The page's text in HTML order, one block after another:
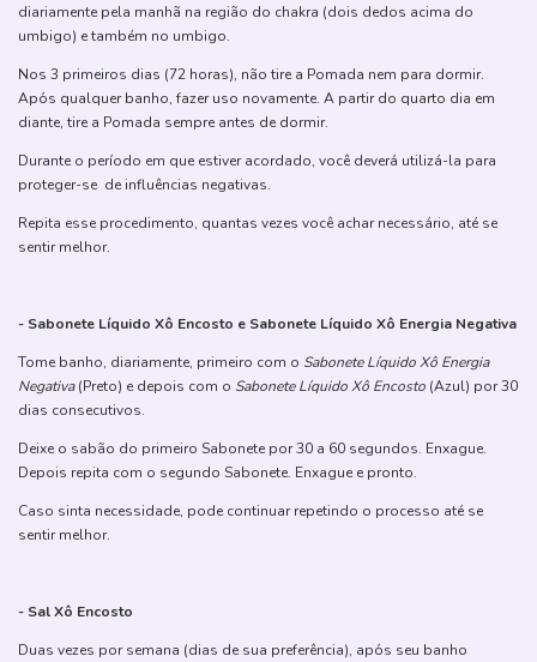
diariamente pela manhã na região do chakra (dois dedos acima do
umbigo) e também no umbigo.
Nos 3 primeiros dias (72 horas), não tire a Pomada nem para dormir.
Após qualquer banho, fazer uso novamente. A partir do quarto dia em
diante, tire a Pomada sempre antes de dormir.
Durante o período em que estiver acordado, você deverá utilizá-la para
proteger-se de influências negativas.
Repita esse procedimento, quantas vezes você achar necessário, até se
sentir melhor.
- Sabonete Líquido Xô Encosto e Sabonete Líquido Xô Energia Negativa
Tome banho, diariamente, primeiro com o Sabonete Líquido Xô Energia
Negativa(Preto) e depois com o Sabonete Líquido Xô Encosto (Azul) por 30
dias consecutivos.
Deixe o sabão do primeiro Sabonete por 30 a 60 segundos. Enxague.
Depois repita com o segundo Sabonete. Enxague e pronto.
Caso sinta necessidade, pode continuar repetindo o processo até se
sentir melhor.
- Sal Xô Encosto
Duas vezes por semana (dias de sua preferência), após seu banho